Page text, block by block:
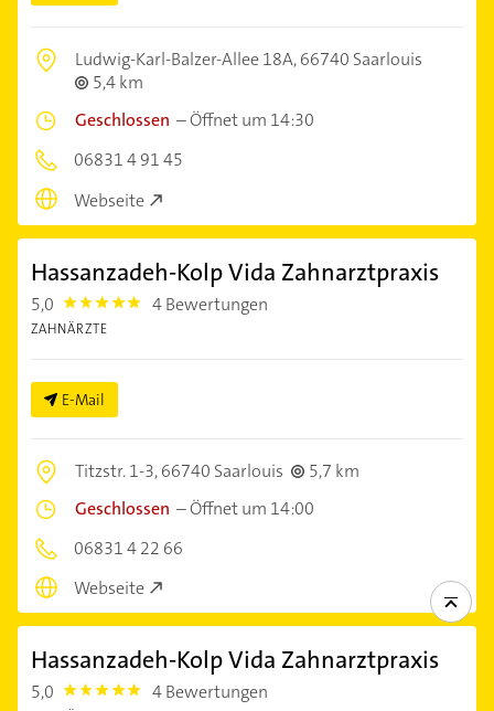
Ludwig-Karl-Balzer-Allee 18A,66740 Saarlouis
5,4 km
Geschlossen –Öffnet um 14:30
06831 4 91 45
Webseite
Hassanzadeh-Kolp Vida Zahnarztpraxis
5,0 5.0 4 Bewertungen
ZAHNÄRZTE
E-Mail
Titzstr. 1-3,66740 Saarlouis
5,7 km
Geschlossen –Öffnet um 14:00
06831 4 22 66
Webseite
Hassanzadeh-Kolp Vida Zahnarztpraxis
5,0 5.0 4 Bewertungen